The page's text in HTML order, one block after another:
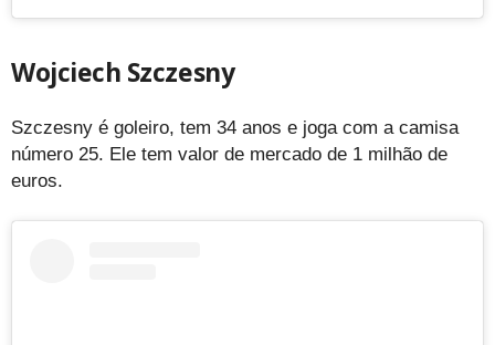
Wojciech Szczesny
Szczesny é goleiro, tem 34 anos e joga com a camisa
número 25. Ele tem valor de mercado de 1 milhão de
euros.